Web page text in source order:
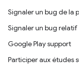
Signaler un bug de la
Signaler un bug
Google Play support
Participer aux études